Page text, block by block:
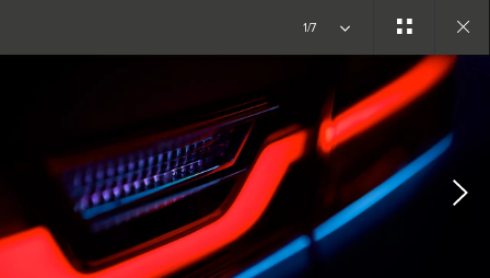
COPY NOTHING. 新たな時代が始まる。
1/7
Close
gallery